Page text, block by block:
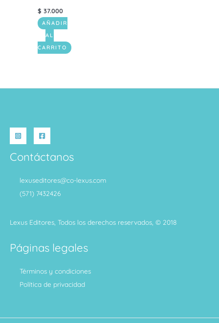
$ 37.000
AÑADIR
AL
CARRITO
Contáctanos
lexuseditores@co-lexus.com
(571) 7432426
Lexus Editores, Todos los derechos reservados, © 2018
Páginas legales
Términos y condiciones
Política de privacidad